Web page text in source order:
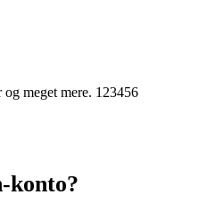
meget mere. 123456
konto?